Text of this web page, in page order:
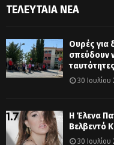
ΤΕΛΕΥΤΑΊΑ ΝΈΑ
Ουρές για
σπεύδουν
ταυτότητες
30 Ιουλίου
Η Έλενα
Βελβεντό
30 Ιουλίου